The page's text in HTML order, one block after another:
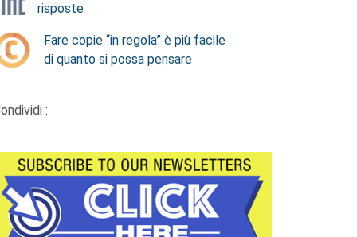
risposte
Fare copie “in regola” è più facile
di quanto si possa pensare
: